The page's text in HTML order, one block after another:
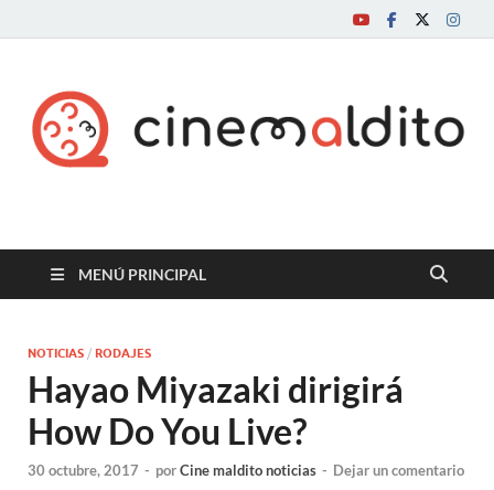
Cine maldito
MENÚ PRINCIPAL
NOTICIAS / RODAJES
Hayao Miyazaki dirigirá
How Do You Live?
30 octubre, 2017 - porCine maldito noticias - Dejar un comentario